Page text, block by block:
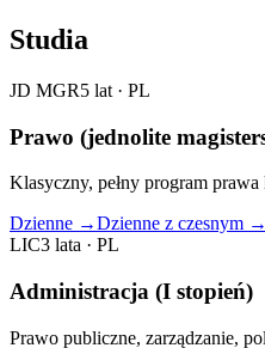
Studia
JD MGR5 lat · PL
Prawo (jednolite
Klasyczny, pełny program
Dzienne →Dzienne z czesnym →
LIC3 lata · PL
Administracja (I stopień)
Prawo publiczne, zarządzanie,